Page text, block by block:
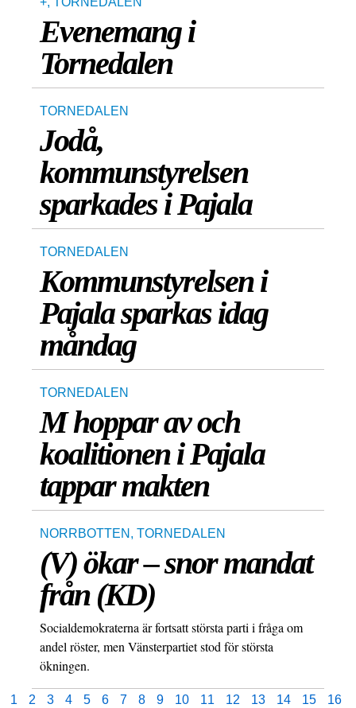
Evenemang i
Tornedalen
TORNEDALEN
Jodå,
kommunstyrelsen
sparkades i Pajala
TORNEDALEN
Kommunstyrelsen i
Pajala sparkas idag
måndag
TORNEDALEN
M hoppar av och
koalitionen i Pajala
tappar makten
NORRBOTTEN , TORNEDALEN
(V) ökar – snor mandat
från (KD)
Socialdemokraterna är fortsatt största parti i fråga om
andel röster, men Vänsterpartiet stod för största
ökningen.
1 2 3 4 5 6 7 8 9 10 11 12 13 14 15
16